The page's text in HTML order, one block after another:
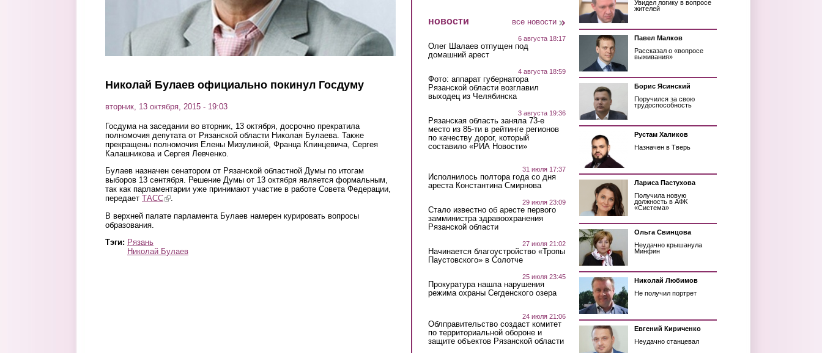
Николай Булаев официально покинул Госдуму
вторник, 13 октября, 2015 - 19:03
Госдума на заседании во вторник, 13 октября, досрочно прекратила
полномочия депутата от Рязанской области Николая Булаева. Также
прекращены полномочия Елены Мизулиной, Франца Клинцевича, Сергея
Калашникова и Сергея Левченко.
Булаев назначен сенатором от Рязанской областной Думы по итогам
выборов 13 сентября. Решение Думы от 13 октября является формальным,
так как парламентарии уже принимают участие в работе Совета Федерации,
передает ТАСС(link is external)
.
В верхней палате парламента Булаев намерен курировать вопросы
образования.
Тэги: Рязань
Николай Булаев
новости все новости
6 августа 18:17
Олег Шалаев отпущен под
домашний арест
4 августа 18:59
Фото: аппарат губернатора
Рязанской области возглавил
выходец из Челябинска
3 августа 19:36
Рязанская область заняла 73-е
место из 85-ти в рейтинге регионов
по качеству дорог, который
составило «РИА Новости»
31 июля 17:37
Исполнилось полтора года со дня
ареста Константина Смирнова
29 июля 23:09
Стало известно об аресте первого
замминистра здравоохранения
Рязанской области
27 июля 21:02
Начинается благоустройство «Тропы
Паустовского» в Солотче
25 июля 23:45
Прокуратура нашла нарушения
режима охраны Сегденского озера
24 июля 21:06
Облправительство создаст комитет
по территориальной обороне и
защите объектов Рязанской области
Увидел логику в вопросе
жителей
Павел Малков
Рассказал о «вопросе
выживания»
Борис Ясинский
Поручился за свою
трудоспособность
Рустам Халиков
Назначен в Тверь
Лариса Пастухова
Получила новую
должность в АФК
«Система»
Ольга Свинцова
Неудачно крышанула
Минфин
Николай Любимов
Не получил портрет
Евгений Кириченко
Неудачно станцевал